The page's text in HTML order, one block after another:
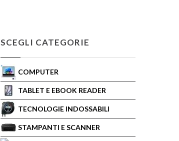
SCEGLI CATEGORIE
COMPUTER
TABLET E EBOOK READER
TECNOLOGIE INDOSSABILI
STAMPANTI E SCANNER